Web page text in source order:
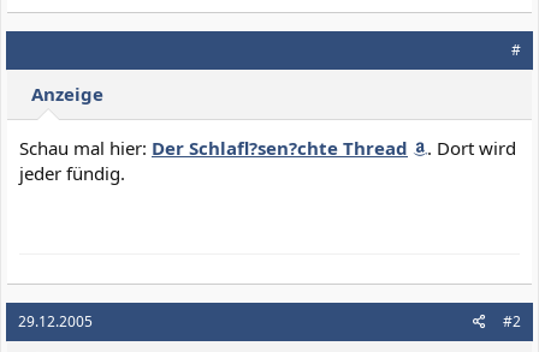
#
Anzeige
Schau mal hier: Der Schlafl?sen?chte Thread
. Dort wird
jeder fündig.
29.12.2005 #2